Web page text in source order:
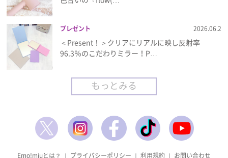
プレゼント 2026.06.2
＜Present！＞クリアにリアルに映し反射率
96.3％のこだわりミラー！P…
もっとみる
Emo!miuとは？ ｜ プライバシーポリシー ｜ 利用規約 ｜ お問い合わせ